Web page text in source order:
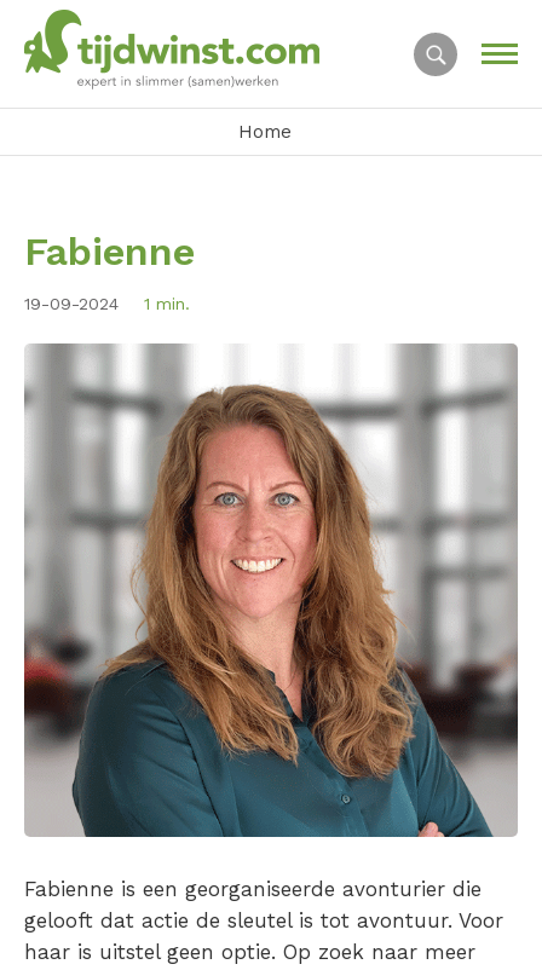
Home
Fabienne
19-09-2024 1 min.
Fabienne is een georganiseerde avonturier die
gelooft dat actie de sleutel is tot avontuur. Voor
haar is uitstel geen optie. Op zoek naar meer